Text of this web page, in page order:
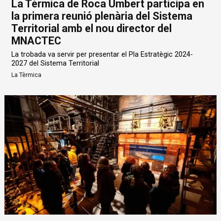
La Tèrmica de Roca Umbert participa en
la primera reunió plenària del Sistema
Territorial amb el nou director del
MNACTEC
La trobada va servir per presentar el Pla Estratègic 2024-
2027 del Sistema Territorial
La Tèrmica